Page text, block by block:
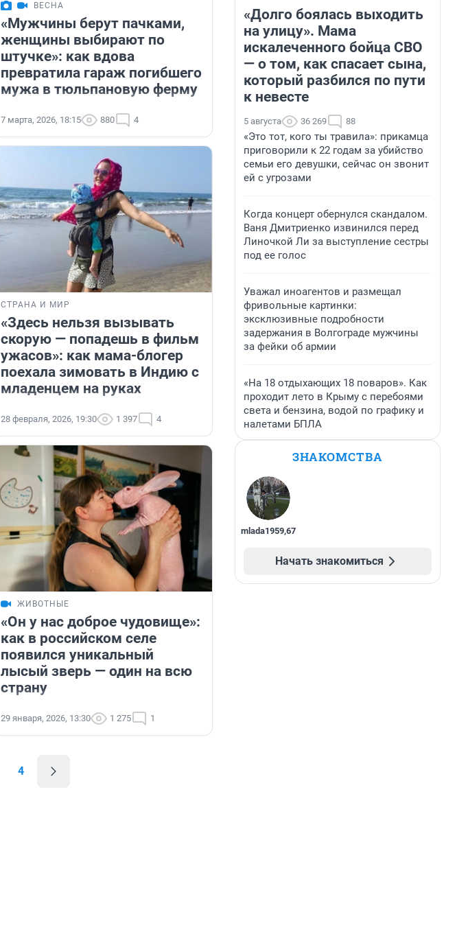
ВЕСНА
«Мужчины берут пачками,
женщины выбирают по
штучке»: как вдова
превратила гараж погибшего
мужа в тюльпановую ферму
7 марта, 2026, 18:15 880 4
СТРАНА И МИР
«Здесь нельзя вызывать
скорую — попадешь в фильм
ужасов»: как мама-блогер
поехала зимовать в Индию с
младенцем на руках
28 февраля, 2026, 19:30 1 397 4
ЖИВОТНЫЕ
«Он у нас доброе чудовище»:
как в российском селе
появился уникальный
лысый зверь — один на всю
страну
29 января, 2026, 13:30 1 275 1
4
«Долго боялась выходить
на улицу». Мама
искалеченного бойца СВО
— о том, как спасает сына,
который разбился по пути
к невесте
5 августа 36 269 88
«Это тот, кого ты травила»: прикамца
приговорили к 22 годам за убийство
семьи его девушки, сейчас он звонит
ей с угрозами
Когда концерт обернулся скандалом.
Ваня Дмитриенко извинился перед
Линочкой Ли за выступление сестры
под ее голос
Уважал иноагентов и размещал
фривольные картинки:
эксклюзивные подробности
задержания в Волгограде мужчины
за фейки об армии
«На 18 отдыхающих 18 поваров». Как
проходит лето в Крыму с перебоями
света и бензина, водой по графику и
налетами БПЛА
ЗНАКОМСТВА
mlada1959,67
Начать знакомиться